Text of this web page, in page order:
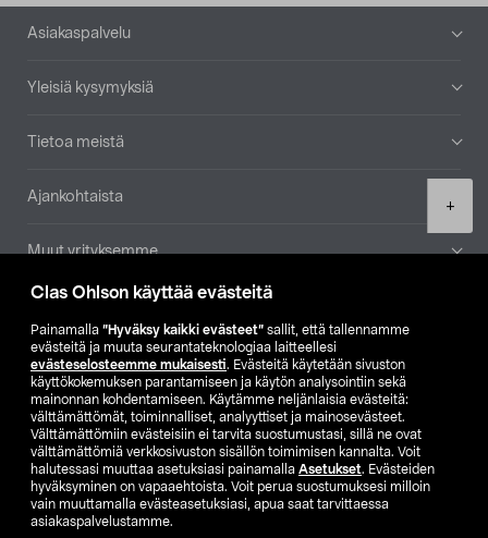
Clas Ohlson käyttää evästeitä
Painamalla ”Hyväksy kaikki evästeet” sallit, että tallennamme
evästeitä ja muuta seurantateknologiaa laitteellesi
evästeselosteemme mukaisesti. Evästeitä käytetään sivuston
käyttökokemuksen parantamiseen ja käytön analysointiin sekä
mainonnan kohdentamiseen. Käytämme neljänlaisia evästeitä:
välttämättömät, toiminnalliset, analyyttiset ja mainosevästeet.
Välttämättömiin evästeisiin ei tarvita suostumustasi, sillä ne ovat
välttämättömiä verkkosivuston sisällön toimimisen kannalta. Voit
halutessasi muuttaa asetuksiasi painamalla Asetukset. Evästeiden
hyväksyminen on vapaaehtoista. Voit perua suostumuksesi milloin
vain muuttamalla evästeasetuksiasi, apua saat tarvittaessa
asiakaspalvelustamme.
+
Alatunniste
Asiakaspalvelu
Yleisiä kysymyksiä
Tietoa meistä
Ajankohtaista
Muut yrityksemme
Etsi myymälä
SE NO FI
FI SV